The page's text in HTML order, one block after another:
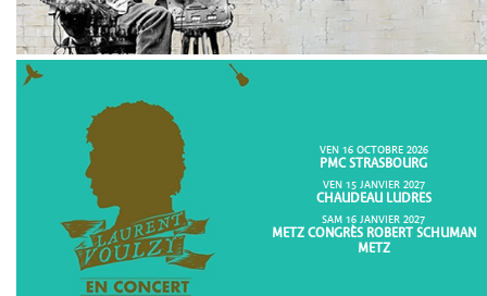
VEN 16 OCTOBRE 2026
PMC STRASBOURG
VEN 15 JANVIER 2027
CHAUDEAU LUDRES
SAM 16 JANVIER 2027
METZ CONGRÈS ROBERT SCHUMAN
METZ